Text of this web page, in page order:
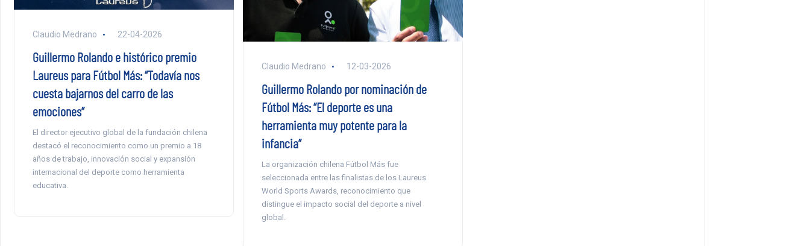
Claudio Medrano 22-04-2026
Guillermo Rolando e histórico premio
Laureus para Fútbol Más: “Todavía nos
cuesta bajarnos del carro de las
emociones”
El director ejecutivo global de la fundación chilena
destacó el reconocimiento como un premio a 18
años de trabajo, innovación social y expansión
internacional del deporte como herramienta
educativa.
Claudio Medrano 12-03-2026
Guillermo Rolando por nominación de
Fútbol Más: “El deporte es una
herramienta muy potente para la
infancia”
La organización chilena Fútbol Más fue
seleccionada entre las finalistas de los Laureus
World Sports Awards, reconocimiento que
distingue el impacto social del deporte a nivel
global.